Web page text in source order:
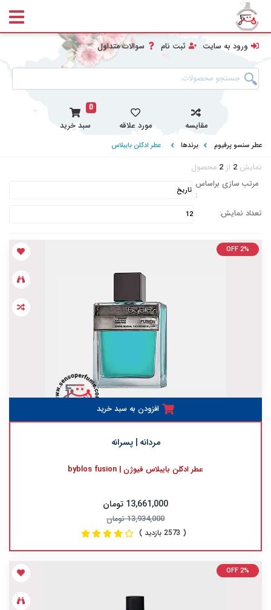
ورود به سایت ثبت نام سوالات متداول
مقایسه مورد علاقه
0
سبد خرید
عطر سنسو پرفیوم برندها عطر ادکلن بایبلاس
نمایش 2 از 2 محصول
مرتب سازی براساس
:
تعداد نمایش:
OFF 2%
افزودن به سبد خرید
مردانه | پسرانه
عطر ادکلن بایبلاس فیوژن | byblos fusion
13,661,000 تومان
13,934,000 تومان
( 2573 بازدید )
OFF 2%